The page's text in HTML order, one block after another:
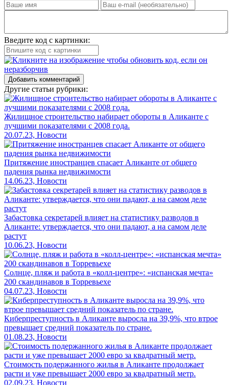
Введите код с картинки:
Добавить комментарий
Другие статьи рубрики:
Жилищное строительство набирает обороты в Аликанте с
лучшими показателями с 2008 года.
20.07.23, Новости
Притяжение иностранцев спасает Аликанте от общего
падения рынка недвижимости
14.06.23, Новости
Забастовка секретарей влияет на статистику разводов в
Аликанте: утверждается, что они падают, а на самом деле
растут
10.06.23, Новости
Солнце, пляж и работа в «колл-центре»: «испанская мечта»
200 скандинавов в Торревьехе
04.07.23, Новости
Киберпреступность в Аликанте выросла на 39,9%, что втрое
превышает средний показатель по стране.
01.08.23, Новости
Стоимость подержанного жилья в Аликанте продолжает
расти и уже превышает 2000 евро за квадратный метр.
02.09.23, Новости